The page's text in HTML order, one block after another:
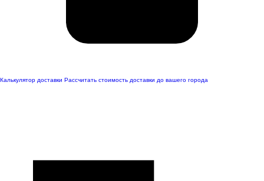
Калькулятор доставки Рассчитать стоимость доставки до вашего города